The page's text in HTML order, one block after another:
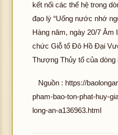
kết nối các thế hệ trong
đạo lý “Uống nước nhớ
Hàng năm, ngày 20/7 Âm
chức Giỗ tổ Đô Hồ Đại
Thượng Thủy tổ của dòng
Nguồn : https://
pham-bao-ton-phat-huy-
long-an-a136963.html